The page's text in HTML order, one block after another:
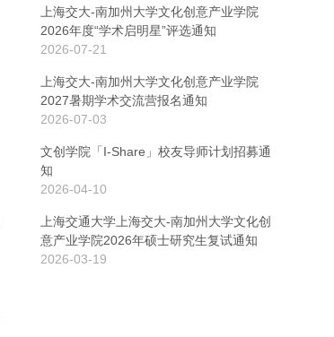
上海交大-南加州大学文化创意产业学院
2026年度“学术启明星”评选通知
2026-07-21
上海交大-南加州大学文化创意产业学院
2027暑期学术交流营报名通知
2026-07-03
文创学院「I-Share」校友导师计划招募通
知
2026-04-10
上海交通大学上海交大-南加州大学文化创
意产业学院2026年硕士研究生复试通知
2026-03-19